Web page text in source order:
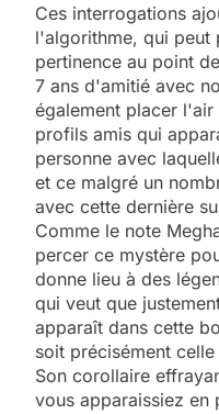
Ces interrogations
l'algorithme, qui peut
pertinence au point
7 ans d'amitié avec
également placer
profils amis qui
personne avec
et ce malgré un
avec cette dernière
Comme le note
percer ce mystère
donne lieu à des
qui veut que
apparaît dans cette
soit précisément
Son corollaire
vous apparaissiez en